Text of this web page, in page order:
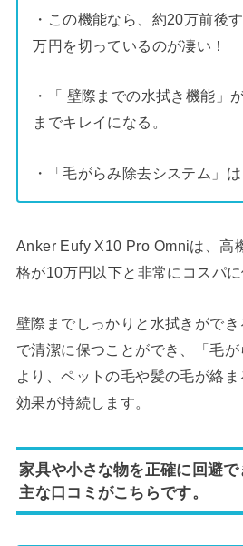
・この機能なら、約20万前後
万円を切っているのが凄い！
・「 壁際までの水拭き機能」
までキレイになる。
・「毛がらみ除去システム」は
Anker Eufy X10 Pro Omniは、高
格が10万円以下と非常にコスパに
壁際までしっかりと水拭きがで
で清潔に保つことができ、「毛
より、ペットの毛や髪の毛が絡
効果が持続します。
家具や小さな物を正確に回避
主な口コミがこちらです。